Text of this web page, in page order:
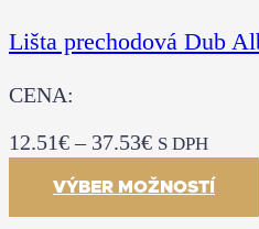
Lišta prechodová Dub
CENA:
12.51€– 37.53€ S DPH
VÝBER MOŽNOSTÍ